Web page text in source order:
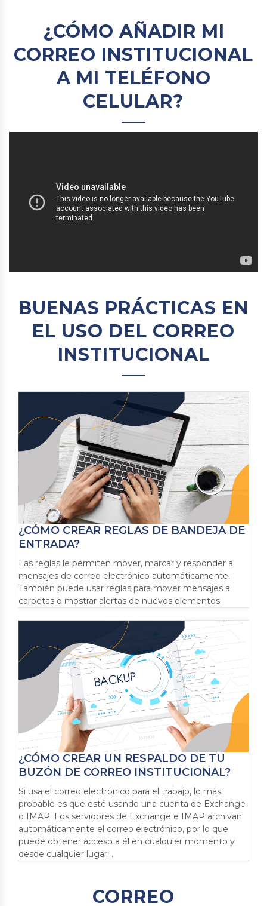
¿CÓMO AÑADIR MI
CORREO INSTITUCIONAL
A MI TELÉFONO
CELULAR?
BUENAS PRÁCTICAS EN
EL USO DEL CORREO
INSTITUCIONAL
¿CÓMO CREAR REGLAS DE BANDEJA DE
ENTRADA?
Las reglas le permiten mover, marcar y responder a
mensajes de correo electrónico automáticamente.
También puede usar reglas para mover mensajes a
carpetas o mostrar alertas de nuevos elementos.
¿CÓMO CREAR UN RESPALDO DE TU
BUZÓN DE CORREO INSTITUCIONAL?
Si usa el correo electrónico para el trabajo, lo más
probable es que esté usando una cuenta de Exchange
o IMAP. Los servidores de Exchange e IMAP archivan
automáticamente el correo electrónico, por lo que
puede obtener acceso a él en cualquier momento y
desde cualquier lugar. .
CORREO